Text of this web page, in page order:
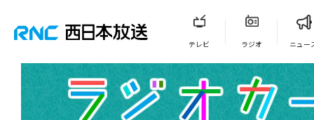
テレビ ラジオ ニュー